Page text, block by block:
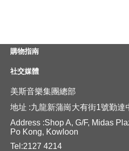
購物指南
社交媒體
美斯音樂集團總部
地址 :九龍新蒲崗大有街1號勤達
Address :Shop A, G/F, Midas
Po Kong, Kowloon
Tel:2127 4214